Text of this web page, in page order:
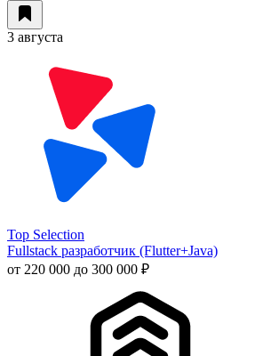
3 августа
Top Selection
Fullstack разработчик (Flutter+Java)
от 220 000 до 300 000 ₽